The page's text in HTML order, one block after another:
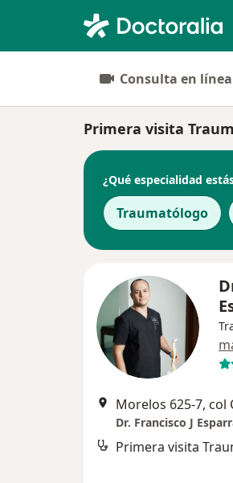
Consulta en línea
Primera visita
¿Qué especialidad
Traumatólogo
Primera visita